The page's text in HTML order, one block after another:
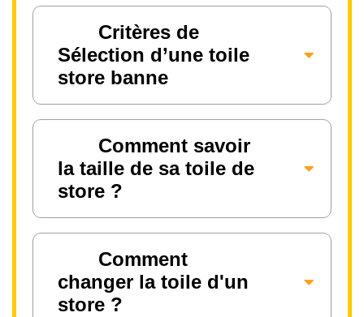
Critères de
Sélection d’une toile
store banne
Comment savoir
la taille de sa toile de
store ?
Comment
changer la toile d'un
store ?